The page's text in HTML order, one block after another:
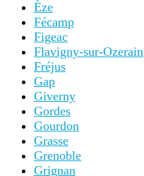
Èze
Fécamp
Figeac
Flavigny-sur-Ozerain
Fréjus
Gap
Giverny
Gordes
Gourdon
Grasse
Grenoble
Grignan